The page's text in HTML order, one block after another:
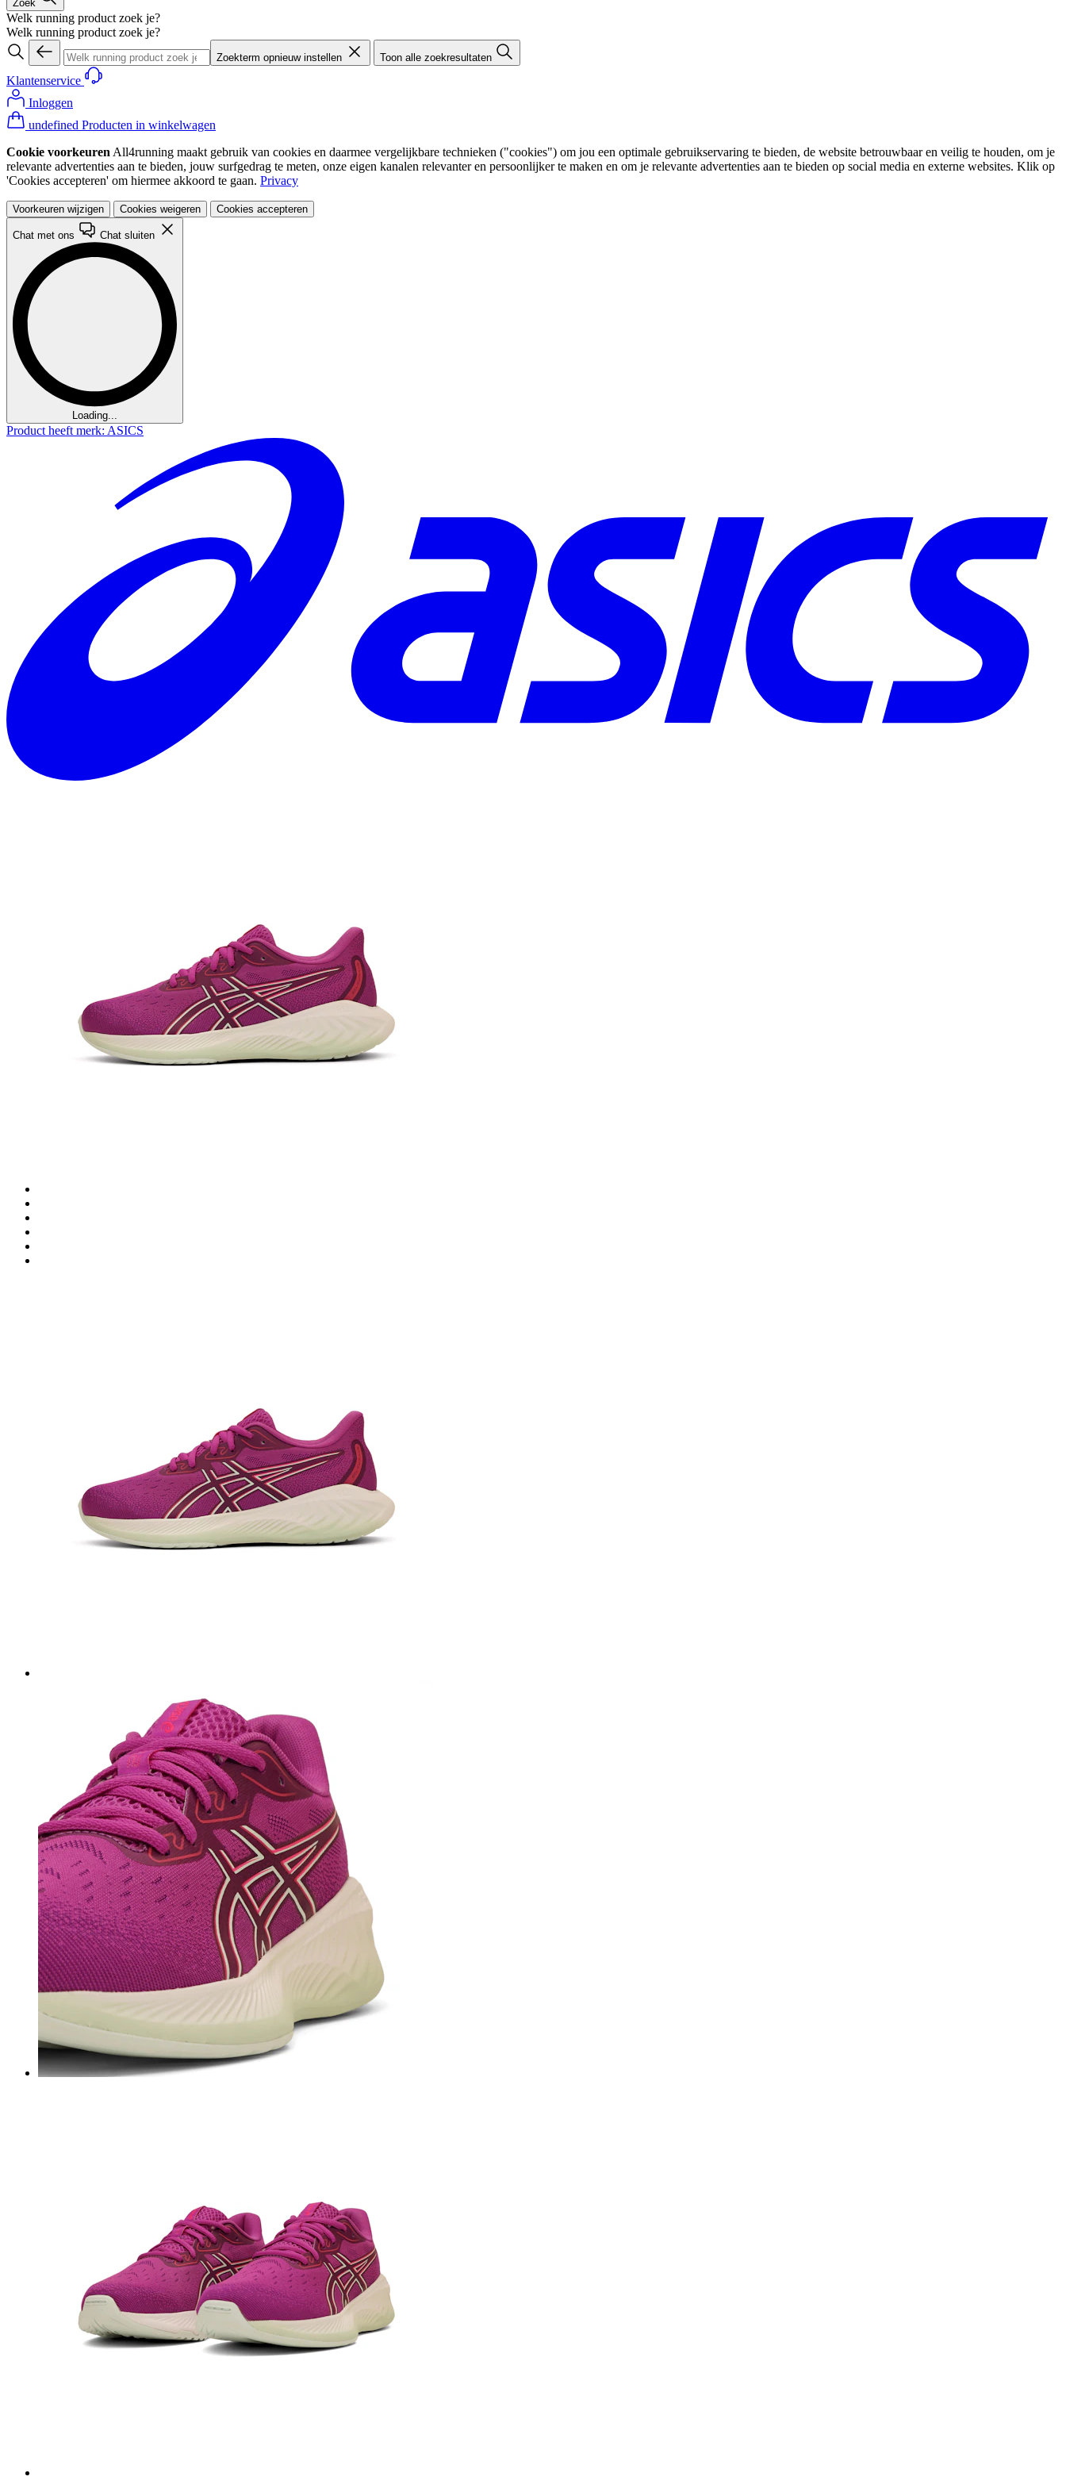
Zoek
Welk running product zoek je?
Welk running product zoek je?
Zoekterm opnieuw instellen Toon alle zoekresultaten
Klantenservice
Inloggen
undefined Producten in winkelwagen
Cookie voorkeuren All4running maakt gebruik van cookies en daarmee vergelijkbare technieken ("cookies") om jou een optimale gebruikservaring te bieden, de website betrouwbaar en veilig te houden, om je
relevante advertenties aan te bieden, jouw surfgedrag te meten, onze eigen kanalen relevanter en persoonlijker te maken en om je relevante advertenties aan te bieden op social media en externe websites. Klik op
'Cookies accepteren' om hiermee akkoord te gaan. Privacy
Voorkeuren wijzigen Cookies weigeren Cookies accepteren
Chat met ons Chat sluiten
Loading...
Product heeft merk: ASICS